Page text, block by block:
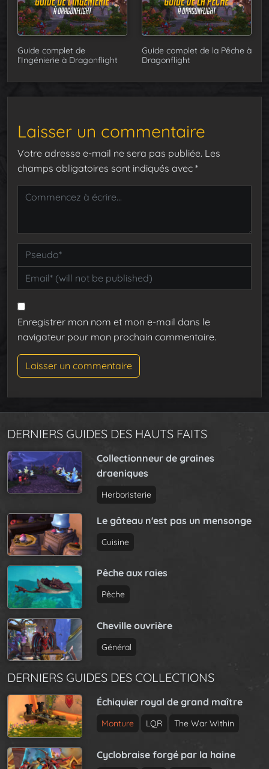
Guide complet de
l’Ingénierie à Dragonflight
Guide complet de la Pêche à
Dragonflight
Laisser un commentaire
Votre adresse e-mail ne sera pas publiée. Les
champs obligatoires sont indiqués avec *
Enregistrer mon nom et mon e-mail dans le
navigateur pour mon prochain commentaire.
DERNIERS GUIDES DES HAUTS FAITS
Collectionneur de graines
draeniques
Herboristerie
Le gâteau n'est pas un mensonge
Cuisine
Pêche aux raies
Pêche
Cheville ouvrière
Général
DERNIERS GUIDES DES COLLECTIONS
Échiquier royal de grand maître
Monture LQR The War Within
Cyclobraise forgé par la haine